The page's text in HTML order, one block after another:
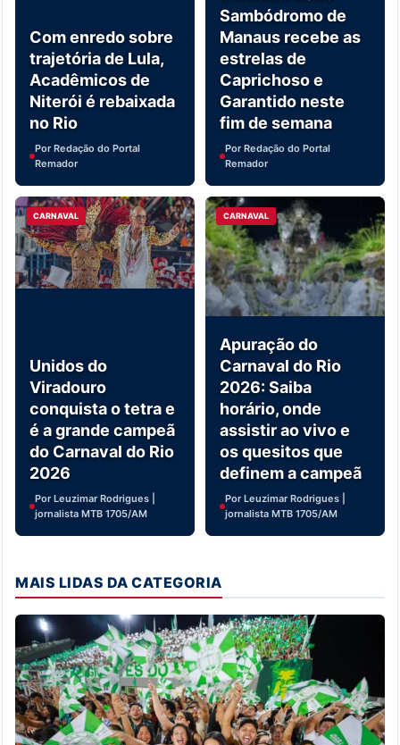
Com enredo sobre
trajetória de Lula,
Acadêmicos de
Niterói é rebaixada
no Rio
Por Redação do Portal
Remador
Sambódromo de
Manaus recebe as
estrelas de
Caprichoso e
Garantido neste
fim de semana
Por Redação do Portal
Remador
CARNAVAL
Unidos do
Viradouro
conquista o tetra e
é a grande campeã
do Carnaval do Rio
2026
Por Leuzimar Rodrigues |
jornalista MTB 1705/AM
CARNAVAL
Apuração do
Carnaval do Rio
2026: Saiba
horário, onde
assistir ao vivo e
os quesitos que
definem a campeã
Por Leuzimar Rodrigues |
jornalista MTB 1705/AM
MAIS LIDAS DA CATEGORIA